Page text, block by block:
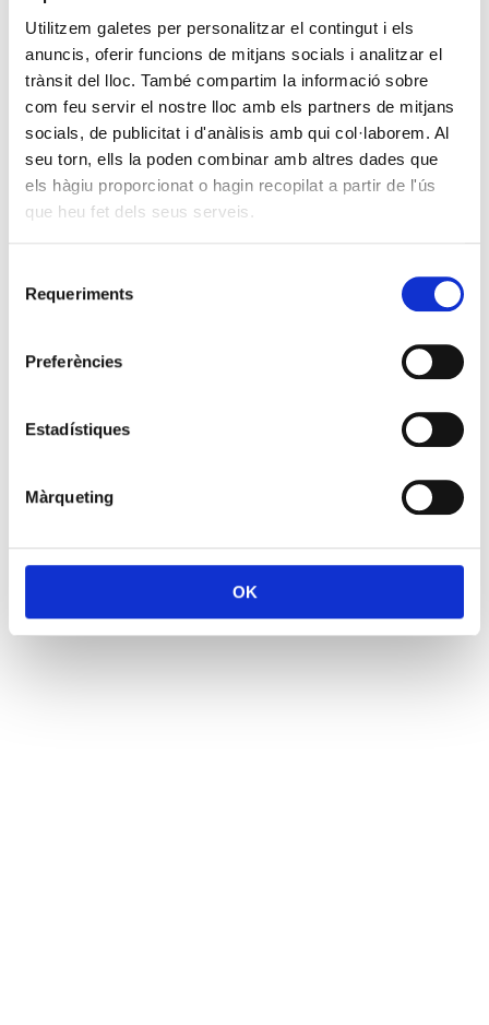
Utilitzem galetes per personalitzar el contingut i els
anuncis, oferir funcions de mitjans socials i analitzar el
trànsit del lloc. També compartim la informació sobre
com feu servir el nostre lloc amb els partners de mitjans
socials, de publicitat i d'anàlisis amb qui col·laborem. Al
seu torn, ells la poden combinar amb altres dades que
els hàgiu proporcionat o hagin recopilat a partir de l'ús
que heu fet dels seus serveis.
Requeriments
Preferències
Estadístiques
Màrqueting
OK